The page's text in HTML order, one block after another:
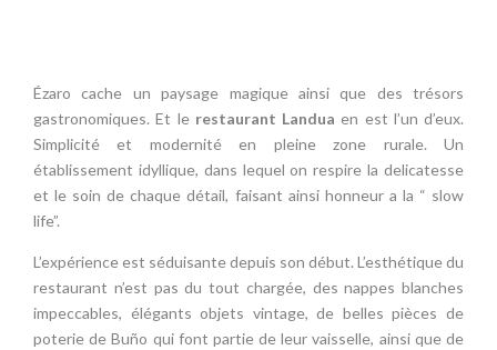
Ézaro cache un paysage magique ainsi que des trésors
gastronomiques. Et le restaurant Landua en est l’un d’eux.
Simplicité et modernité en pleine zone rurale. Un
établissement idyllique, dans lequel on respire la delicatesse
et le soin de chaque détail, faisant ainsi honneur a la “ slow
life”.
L’expérience est séduisante depuis son début. L’esthétique du
restaurant n’est pas du tout chargée, des nappes blanches
impeccables, élégants objets vintage, de belles pièces de
poterie de Buño qui font partie de leur vaisselle, ainsi que de